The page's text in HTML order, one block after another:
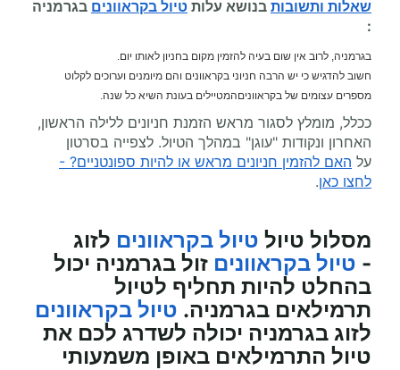
שאלות ותשובות בנושא עלות טיול בקראוונים בגרמניה
:
בגרמניה, לרוב אין שום בעיה להזמין מקום בחניון לאותו יום.
חשוב להדגיש כי יש הרבה חניוני בקראוונים והם מיומנים וערוכים לקלוט
מספרים עצומים של בקראווניםהמטיילים בעונת השיא כל שנה.
ככלל, מומלץ לסגור מראש הזמנת חניונים ללילה הראשון,
האחרון ונקודות "עוגן" במהלך הטיול. לצפייה בסרטון
על האם להזמין חניונים מראש או להיות ספונטניים? -
לחצו כאן.
מסלול טיול טיול בקראוונים לזוג
- טיול בקראוונים זול בגרמניה יכול
בהחלט להיות תחליף לטיול
תרמילאים בגרמניה. טיול בקראוונים
לזוג בגרמניה יכולה לשדרג לכם את
טיול התרמילאים באופן משמעותי